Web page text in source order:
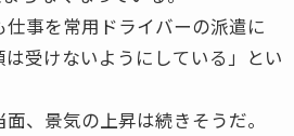
事を常用ドライバーの派遣に
受けないようにしている」とい
、景気の上昇は続きそうだ。